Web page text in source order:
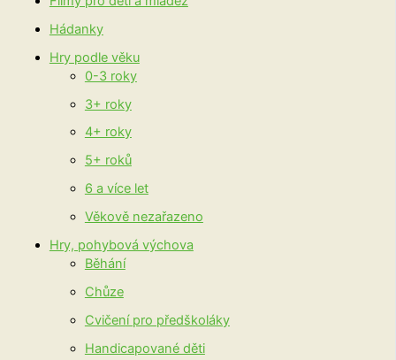
Hádanky
Hry podle věku
0-3 roky
3+ roky
4+ roky
5+ roků
6 a více let
Věkově nezařazeno
Hry, pohybová výchova
Běhání
Chůze
Cvičení pro předškoláky
Handicapované děti